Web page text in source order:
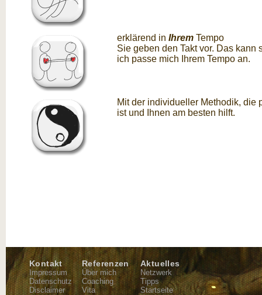
erklärend in Ihrem Tempo
Sie geben den Takt vor. Das
ich passe mich Ihrem Tempo an.
Mit der individueller Methodik, die
ist und Ihnen am besten hilft.
Aktuelles
Netzwerk
Tipps
Startseite
Referenzen
Über mich
Coaching
Vita
Kontakt
Impressum
Datenschutz
Disclaimer